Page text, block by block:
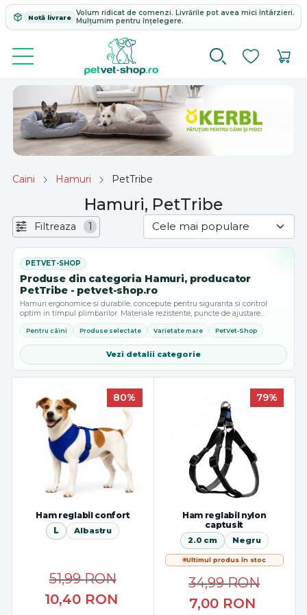
Notă livrare
Volum ridicat de comenzi. Livrările pot avea mici întârzieri.
Mulțumim pentru înțelegere.
Caini Hamuri PetTribe
Hamuri, PetTribe
Filtreaza 1
Produse din categoria Hamuri, producator
PetTribe - petvet-shop.ro
Hamuri ergonomice si durabile, concepute pentru siguranta si control
optim in timpul plimbarilor. Materiale rezistente, puncte de ajustare
multiple si design confortabil pentru toate taliile si stilurile de activitate...
Pentru câini Produse selectate Varietate mare PetVet-Shop
Vezi detalii categorie
80%
Ham reglabil confort
L Albastru
10,40 RON
51,99RON
79%
Ham reglabil nylon
captusit
2.0 cm Negru
Ultimul produs în stoc
7,00 RON
34,99RON